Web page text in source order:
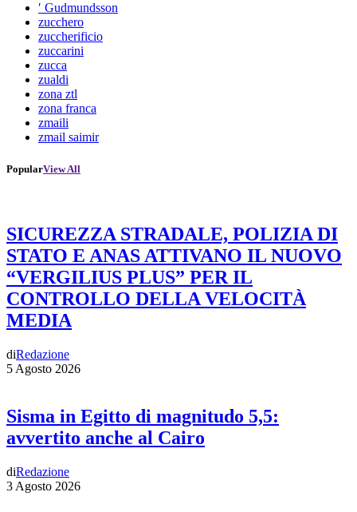
′ Gudmundsson
zucchero
zuccherificio
zuccarini
zucca
zualdi
zona ztl
zona franca
zmaili
zmail saimir
PopularView All
SICUREZZA STRADALE, POLIZIA DI
STATO E ANAS ATTIVANO IL NUOVO
“VERGILIUS PLUS” PER IL
CONTROLLO DELLA VELOCITÀ
MEDIA
diRedazione
5 Agosto 2026
Sisma in Egitto di magnitudo 5,5:
avvertito anche al Cairo
diRedazione
3 Agosto 2026